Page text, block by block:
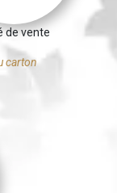
de vente
carton